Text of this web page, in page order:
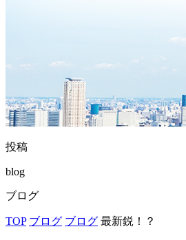
投稿
blog
ブログ
TOP ブログ ブログ 最新鋭！？